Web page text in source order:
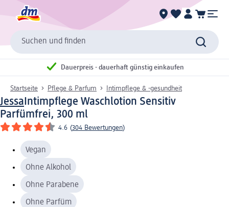
Suchen und finden
Dauerpreis - dauerhaft günstig einkaufen
Startseite Pflege & Parfum Intimpflege & -gesundheit
Jessa Intimpflege Waschlotion Sensitiv
Parfümfrei, 300 ml
4.6 (304 Bewertungen)
Vegan
Ohne Alkohol
Ohne Parabene
Ohne Parfüm